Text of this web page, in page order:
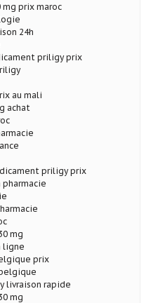
prix maroc
24h
priligy prix
au mali
achat
priligy prix
mg
ligne
prix
livraison rapide
mg